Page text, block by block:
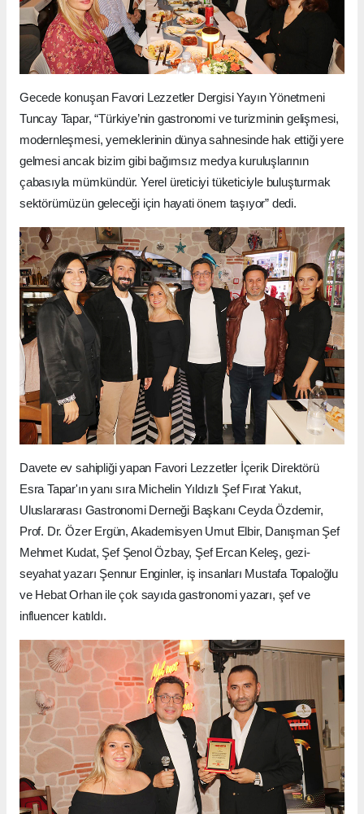
Gecede konuşan Favori Lezzetler Dergisi Yayın Yönetmeni
Tuncay Tapar, “Türkiye’nin gastronomi ve turizminin gelişmesi,
modernleşmesi, yemeklerinin dünya sahnesinde hak ettiği yere
gelmesi ancak bizim gibi bağımsız medya kuruluşlarının
çabasıyla mümkündür. Yerel üreticiyi tüketiciyle buluşturmak
sektörümüzün geleceği için hayati önem taşıyor” dedi.
Davete ev sahipliği yapan Favori Lezzetler İçerik Direktörü
Esra Tapar'ın yanı sıra Michelin Yıldızlı Şef Fırat Yakut,
Uluslararası Gastronomi Derneği Başkanı Ceyda Özdemir,
Prof. Dr. Özer Ergün, Akademisyen Umut Elbir, Danışman Şef
Mehmet Kudat, Şef Şenol Özbay, Şef Ercan Keleş, gezi-
seyahat yazarı Şennur Enginler, iş insanları Mustafa Topaloğlu
ve Hebat Orhan ile çok sayıda gastronomi yazarı, şef ve
influencer katıldı.